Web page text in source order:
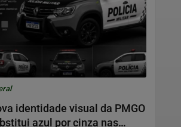
identidade visual da PMGO
azul por cinza nas